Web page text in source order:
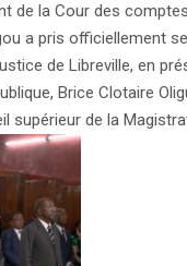
de la Cour des
a pris officiellement
de Libreville, en
Brice Clotaire
supérieur de la